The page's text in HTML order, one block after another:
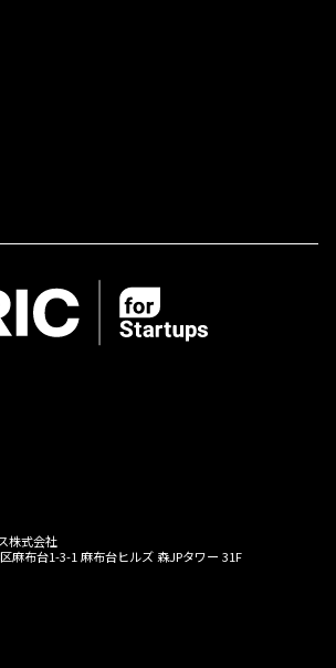
株式会社
麻布台1-3-1 麻布台ヒルズ 森JPタワー 31F